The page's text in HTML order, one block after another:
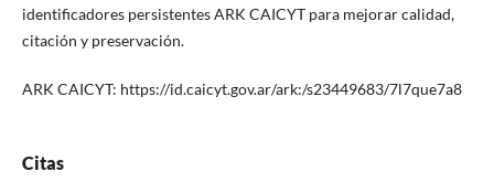
identificadores persistentes ARK CAICYT para mejorar calidad,
citación y preservación.
ARK CAICYT: https://id.caicyt.gov.ar/ark:/s23449683/7l7que7a8
Citas